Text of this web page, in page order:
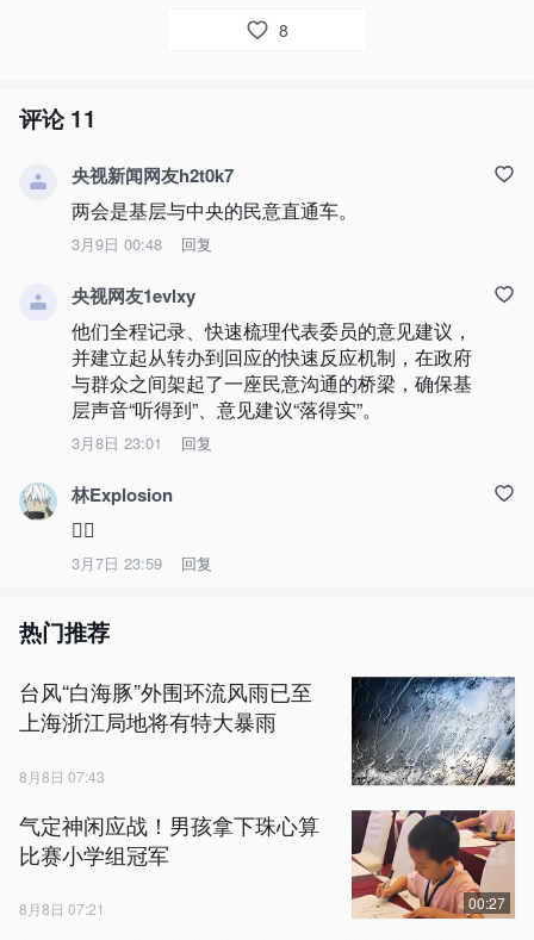
8
评论11
央视新闻网友h2t0k7
两会是基层与中央的民意直通车。
3月9日 00:48 回复
央视网友1evlxy
他们全程记录、快速梳理代表委员的意见建议，
并建立起从转办到回应的快速反应机制，在政府
与群众之间架起了一座民意沟通的桥梁，确保基
层声音“听得到”、意见建议“落得实”。
3月8日 23:01 回复
林Explosion
👍🏻
3月7日 23:59 回复
热门推荐
台风“白海豚”外围环流风雨已至
上海浙江局地将有特大暴雨
8月8日 07:43
气定神闲应战！男孩拿下珠心算
比赛小学组冠军
8月8日 07:21 00:27